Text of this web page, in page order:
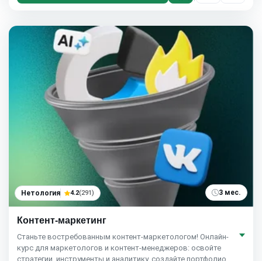
Нетология 4.2(291) 3 мес.
Контент-маркетинг
Станьте востребованным контент-маркетологом! Онлайн-
курс для маркетологов и контент-менеджеров: освойте
стратегии, инструменты и аналитику, создайте портфолио